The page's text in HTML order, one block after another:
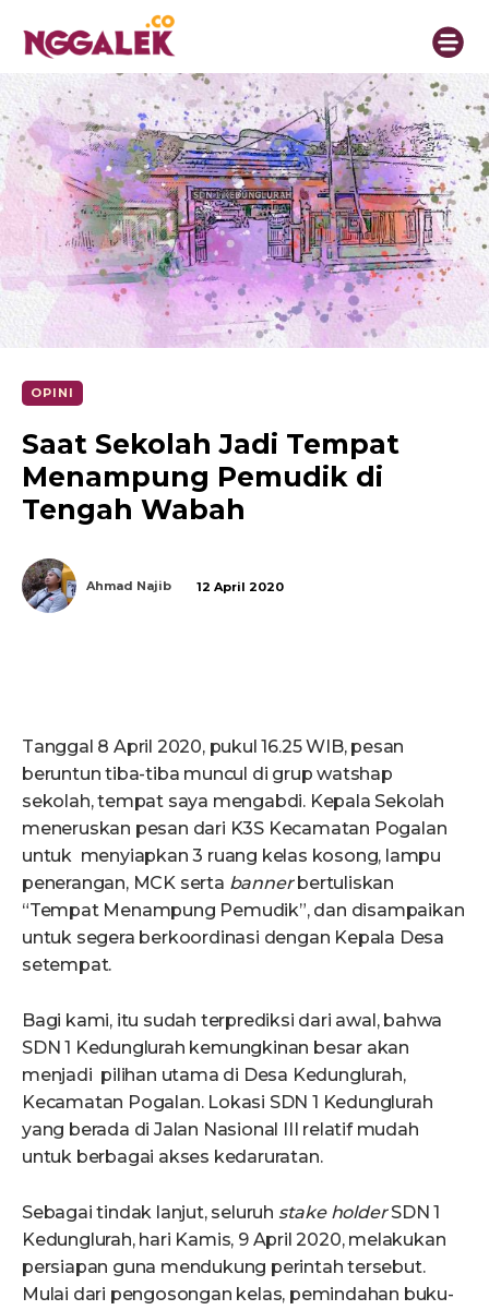
OPINI
Saat Sekolah Jadi Tempat
Menampung Pemudik di
Tengah Wabah
Ahmad Najib 12 April 2020
Tanggal 8 April 2020, pukul 16.25 WIB, pesan
beruntun tiba-tiba muncul di grup watshap
sekolah, tempat saya mengabdi. Kepala Sekolah
meneruskan pesan dari K3S Kecamatan Pogalan
untuk menyiapkan 3 ruang kelas kosong, lampu
penerangan, MCK serta bannerbertuliskan
“Tempat Menampung Pemudik”, dan disampaikan
untuk segera berkoordinasi dengan Kepala Desa
setempat.
Bagi kami, itu sudah terprediksi dari awal, bahwa
SDN 1 Kedunglurah kemungkinan besar akan
menjadi pilihan utama di Desa Kedunglurah,
Kecamatan Pogalan. Lokasi SDN 1 Kedunglurah
yang berada di Jalan Nasional III relatif mudah
untuk berbagai akses kedaruratan.
Sebagai tindak lanjut, seluruh stake holderSDN 1
Kedunglurah, hari Kamis, 9 April 2020, melakukan
persiapan guna mendukung perintah tersebut.
Mulai dari pengosongan kelas, pemindahan buku-